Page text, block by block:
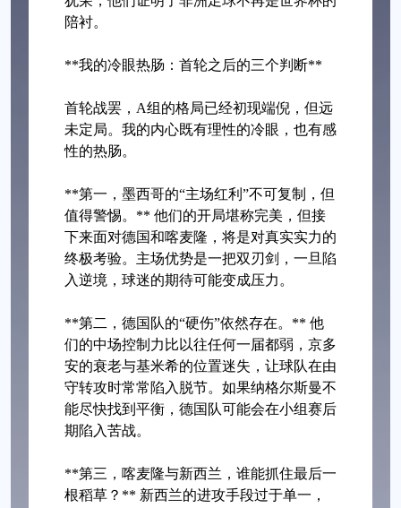
陪衬。
**我的冷眼热肠：首轮之后的三个判断**
首轮战罢，A组的格局已经初现端倪，但远
未定局。我的内心既有理性的冷眼，也有感
性的热肠。
**第一，墨西哥的“主场红利”不可复制，但
值得警惕。** 他们的开局堪称完美，但接
下来面对德国和喀麦隆，将是对真实实力的
终极考验。主场优势是一把双刃剑，一旦陷
入逆境，球迷的期待可能变成压力。
**第二，德国队的“硬伤”依然存在。** 他
们的中场控制力比以往任何一届都弱，京多
安的衰老与基米希的位置迷失，让球队在由
守转攻时常常陷入脱节。如果纳格尔斯曼不
能尽快找到平衡，德国队可能会在小组赛后
期陷入苦战。
**第三，喀麦隆与新西兰，谁能抓住最后一
根稻草？** 新西兰的进攻手段过于单一，